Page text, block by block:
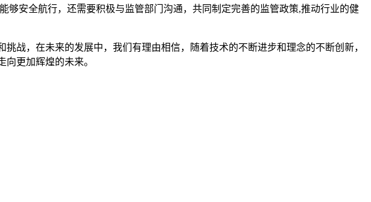
安全航行，还需要积极与监管部门沟通，共同制定完善的监管政策,推动行业的健
战，在未来的发展中，我们有理由相信，随着技术的不断进步和理念的不断创新，
更加辉煌的未来。